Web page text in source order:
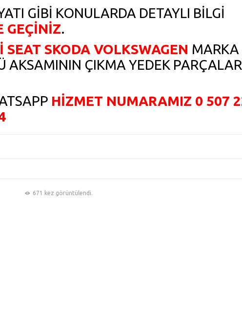
GİBİ KONULARDA DETAYLI BİLGİ
GEÇİNİZ.
SEAT SKODA VOLKSWAGEN MARKA
AKSAMININ ÇIKMA YEDEK
HİZMET NUMARAMIZ 0 507
671 kez görüntülendi.